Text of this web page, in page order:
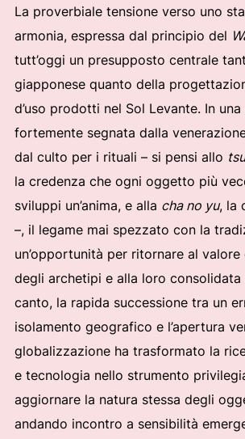
La proverbiale tensione verso uno
armonia, espressa dal principio del
tutt’oggi un presupposto centrale
giapponese quanto della
d’uso prodotti nel Sol Levante. In
fortemente segnata dalla
dal culto per i rituali – si pensi allo
la credenza che ogni oggetto più
sviluppi un’anima, e alla cha no yu, la
–, il legame mai spezzato con la
un’opportunità per ritornare al
degli archetipi e alla loro consolidata
canto, la rapida successione tra un
isolamento geografico e l’apertura
globalizzazione ha trasformato la
e tecnologia nello strumento
aggiornare la natura stessa degli
andando incontro a sensibilità